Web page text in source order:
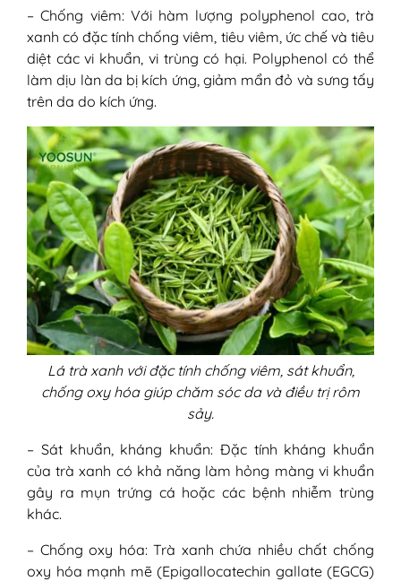
hoặc sứ có tráng men
6. Rửa sạch, ngâm trong nước muối
loãng
7. Theo dõi phản ứng
8. Chọn mua lá trà xanh sạch, an
V - Trị rôm sảy bằng lá trà xanh có thực sự
hiệu quả không?
– Chống viêm: Với hàm lượng polyphenol cao, trà
xanh có đặc tính chống viêm, tiêu viêm, ức chế và tiêu
diệt các vi khuẩn, vi trùng có hại. Polyphenol có thể
làm dịu làn da bị kích ứng, giảm mẩn đỏ và sưng tấy
trên da do kích ứng.
Lá trà xanh với đặc tính chống viêm, sát khuẩn,
chống oxy hóa giúp chăm sóc da và điều trị rôm
sảy.
– Sát khuẩn, kháng khuẩn: Đặc tính kháng khuẩn
của trà xanh có khả năng làm hỏng màng vi khuẩn
gây ra mụn trứng cá hoặc các bệnh nhiễm trùng
khác.
– Chống oxy hóa: Trà xanh chứa nhiều chất chống
oxy hóa mạnh mẽ (Epigallocatechin gallate (EGCG)